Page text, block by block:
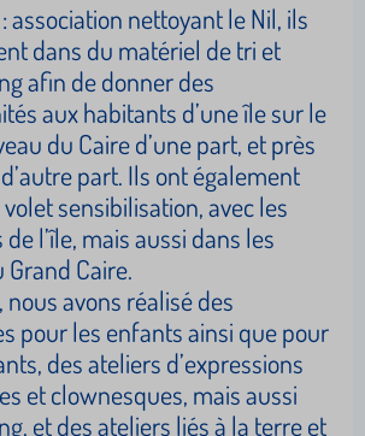
: association nettoyant le Nil, ils
dans du matériel de tri et
afin de donner des
aux habitants d’une île sur le
du Caire d’une part, et près
part. Ils ont également
sensibilisation, avec les
l’île, mais aussi dans les
Grand Caire.
nous avons réalisé des
pour les enfants ainsi que pour
des ateliers d’expressions
et clownesques, mais aussi
et des ateliers liés à la terre et